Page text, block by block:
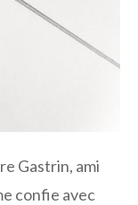
Gastrin, ami
confie avec